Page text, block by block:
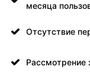
месяца
Отсутствие
Рассмотрение